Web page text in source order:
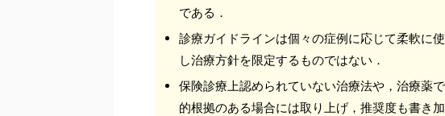
である．
診療ガイドラインは個々の症例に応じて柔軟に
し治療方針を限定するものではない．
保険診療上認められていない治療法や，治療薬
的根拠のある場合には取り上げ，推奨度も書き加